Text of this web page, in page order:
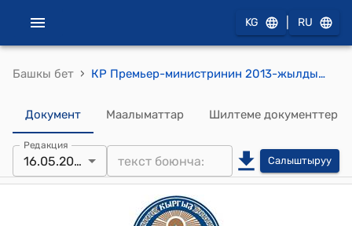
KG RU
Башкы бет › КР Премьер-министринин 2013-жылдын 16-майындагы № 199 "М.А.Апышев жөнүндө" буйругу
Документ Маалыматтар Шилтеме документтер
Редакция
16.05.2013 Салыштыруу